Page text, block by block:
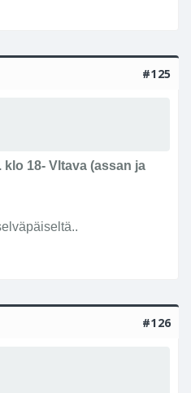
#125
18- Vltava (assan ja
#126